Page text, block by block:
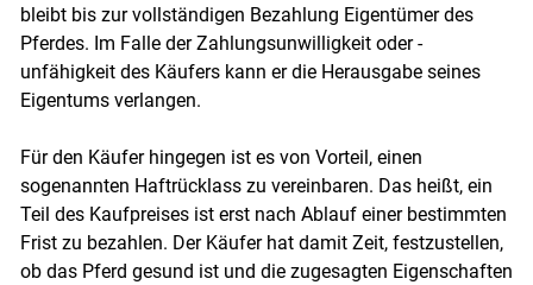
bleibt bis zur vollständigen Bezahlung Eigentümer des
Pferdes. Im Falle der Zahlungsunwilligkeit oder -
unfähigkeit des Käufers kann er die Herausgabe seines
Eigentums verlangen.
Für den Käufer hingegen ist es von Vorteil, einen
sogenannten Haftrücklass zu vereinbaren. Das heißt, ein
Teil des Kaufpreises ist erst nach Ablauf einer bestimmten
Frist zu bezahlen. Der Käufer hat damit Zeit, festzustellen,
ob das Pferd gesund ist und die zugesagten Eigenschaften